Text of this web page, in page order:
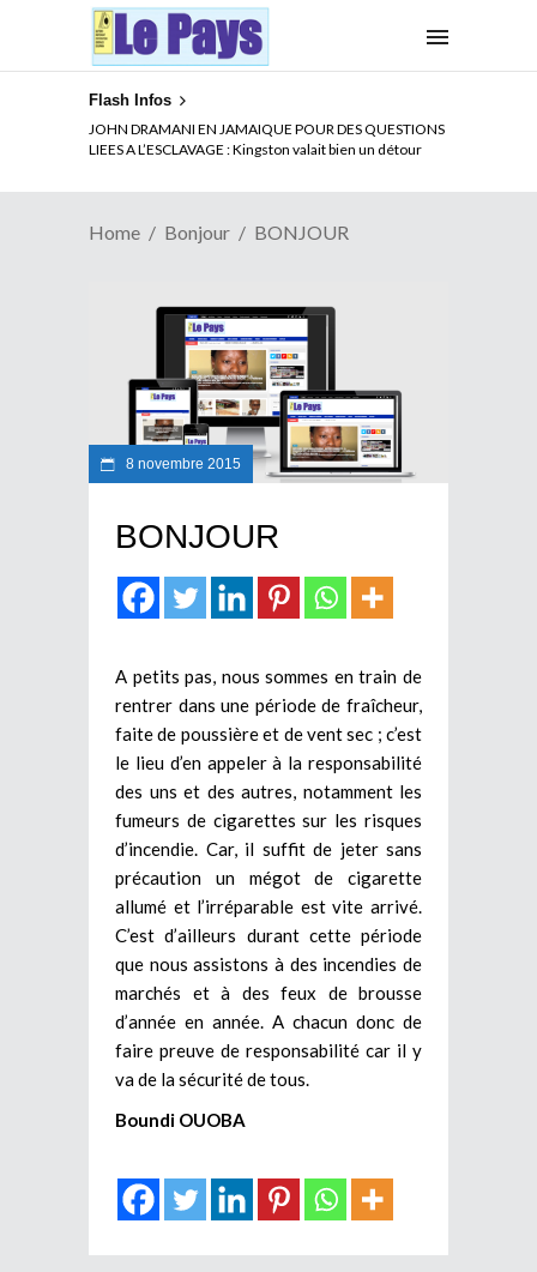
Flash Infos
JOHN DRAMANI EN JAMAIQUE POUR DES QUESTIONS
LIEES A L’ESCLAVAGE : Kingston valait bien un détour
Home Bonjour BONJOUR
8 novembre 2015
BONJOUR
A petits pas, nous sommes en train de
rentrer dans une période de fraîcheur,
faite de poussière et de vent sec ; c’est
le lieu d’en appeler à la responsabilité
des uns et des autres, notamment les
fumeurs de cigarettes sur les risques
d’incendie. Car, il suffit de jeter sans
précaution un mégot de cigarette
allumé et l’irréparable est vite arrivé.
C’est d’ailleurs durant cette période
que nous assistons à des incendies de
marchés et à des feux de brousse
d’année en année. A chacun donc de
faire preuve de responsabilité car il y
va de la sécurité de tous.
Boundi OUOBA